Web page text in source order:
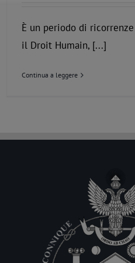
È un periodo di
il Droit Humain, [...]
Continua a leggere